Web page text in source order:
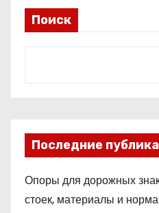
Поиск
Последние
Опоры для дорожных
стоек, материалы и